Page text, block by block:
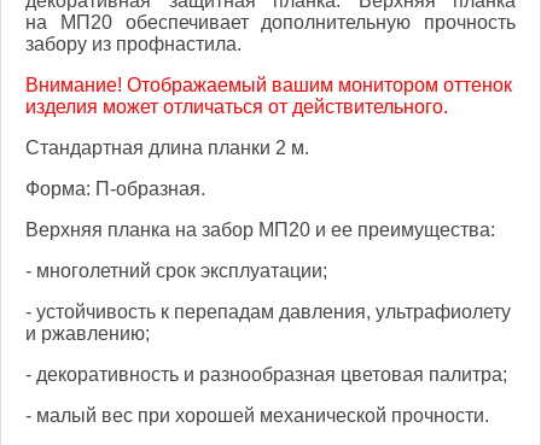
на МП20 обеспечивает дополнительную прочность
забору из профнастила.
Внимание! Отображаемый вашим монитором оттенок
изделия может отличаться от действительного.
Стандартная длина планки 2 м.
Форма: П-образная.
Верхняя планка на забор МП20 и ее преимущества:
- многолетний срок эксплуатации;
- устойчивость к перепадам давления, ультрафиолету
и ржавлению;
- декоративность и разнообразная цветовая палитра;
- малый вес при хорошей механической прочности.